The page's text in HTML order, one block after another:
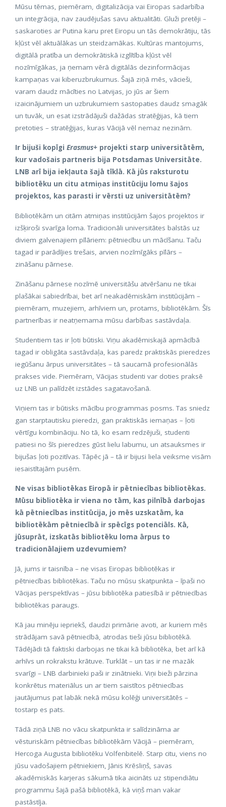
Mūsu tēmas, piemēram, digitalizācija vai Eiropas sadarbība
un integrācija, nav zaudējušas savu aktualitāti. Gluži pretēji –
saskaroties ar Putina karu pret Eiropu un tās demokrātiju, tās
kļūst vēl aktuālākas un steidzamākas. Kultūras mantojums,
digitālā pratība un demokrātiskā izglītība kļūst vēl
nozīmīgākas, ja ņemam vērā digitālās dezinformācijas
kampaņas vai kiberuzbrukumus. Šajā ziņā mēs, vācieši,
varam daudz mācīties no Latvijas, jo jūs ar šiem
izaicinājumiem un uzbrukumiem sastopaties daudz smagāk
un tuvāk, un esat izstrādājuši dažādas stratēģijas, kā tiem
pretoties – stratēģijas, kuras Vācijā vēl nemaz nezinām.
Ir bijuši kopīgi Erasmus+ projekti starp universitātēm,
kur vadošais partneris bija Potsdamas Universitāte.
LNB arī bija iekļauta šajā tīklā. Kā jūs raksturotu
bibliotēku un citu atmiņas institūciju lomu šajos
projektos, kas parasti ir vērsti uz universitātēm?
Bibliotēkām un citām atmiņas institūcijām šajos projektos ir
izšķiroši svarīga loma. Tradicionāli universitātes balstās uz
diviem galvenajiem pīlāriem: pētniecību un mācīšanu. Taču
tagad ir parādījies trešais, arvien nozīmīgāks pīlārs –
zināšanu pārnese.
Zināšanu pārnese nozīmē universitāšu atvēršanu ne tikai
plašākai sabiedrībai, bet arī neakadēmiskām institūcijām –
piemēram, muzejiem, arhīviem un, protams, bibliotēkām. Šīs
partnerības ir neatņemama mūsu darbības sastāvdaļa.
Studentiem tas ir ļoti būtiski. Viņu akadēmiskajā apmācībā
tagad ir obligāta sastāvdaļa, kas paredz praktiskās pieredzes
iegūšanu ārpus universitātes – tā saucamā profesionālās
prakses vide. Piemēram, Vācijas studenti var doties praksē
uz LNB un palīdzēt izstādes sagatavošanā.
Viņiem tas ir būtisks mācību programmas posms. Tas sniedz
gan starptautisku pieredzi, gan praktiskās iemaņas – ļoti
vērtīgu kombināciju. No tā, ko esam redzējuši, studenti
patiesi no šīs pieredzes gūst lielu labumu, un atsauksmes ir
bijušas ļoti pozitīvas. Tāpēc jā – tā ir bijusi liela veiksme visām
iesaistītajām pusēm.
Ne visas bibliotēkas Eiropā ir pētniecības bibliotēkas.
Mūsu bibliotēka ir viena no tām, kas pilnībā darbojas
kā pētniecības institūcija, jo mēs uzskatām, ka
bibliotēkām pētniecībā ir spēcīgs potenciāls. Kā,
jūsuprāt, izskatās bibliotēku loma ārpus to
tradicionālajiem uzdevumiem?
Jā, jums ir taisnība – ne visas Eiropas bibliotēkas ir
pētniecības bibliotēkas. Taču no mūsu skatpunkta – īpaši no
Vācijas perspektīvas – jūsu bibliotēka patiesībā ir pētniecības
bibliotēkas paraugs.
Kā jau minēju iepriekš, daudzi primārie avoti, ar kuriem mēs
strādājam savā pētniecībā, atrodas tieši jūsu bibliotēkā.
Tādējādi tā faktiski darbojas ne tikai kā bibliotēka, bet arī kā
arhīvs un rokrakstu krātuve. Turklāt – un tas ir ne mazāk
svarīgi – LNB darbinieki paši ir zinātnieki. Viņi bieži pārzina
konkrētus materiālus un ar tiem saistītos pētniecības
jautājumus pat labāk nekā mūsu kolēģi universitātēs –
tostarp es pats.
Tādā ziņā LNB no vācu skatpunkta ir salīdzināma ar
vēsturiskām pētniecības bibliotēkām Vācijā – piemēram,
Hercoga Augusta bibliotēku Volfenbitelē. Starp citu, viens no
jūsu vadošajiem pētniekiem, Jānis Krēsliņš, savas
akadēmiskās karjeras sākumā tika aicināts uz stipendiātu
programmu šajā pašā bibliotēkā, kā viņš man vakar
pastāstīja.